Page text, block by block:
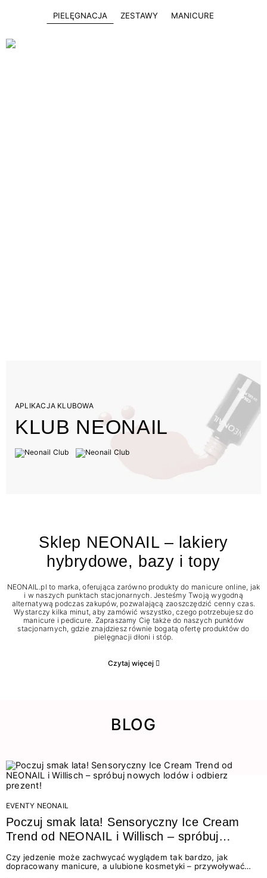
PIELĘGNACJA ZESTAWY MANICURE
APLIKACJA KLUBOWA
KLUB NEONAIL
Sklep NEONAIL – lakiery
hybrydowe, bazy i topy
NEONAIL.pl to marka, oferująca zarówno produkty do manicure online, jak
i w naszych punktach stacjonarnych. Jesteśmy Twoją wygodną
alternatywą podczas zakupów, pozwalającą zaoszczędzić cenny czas.
Wystarczy kilka minut, aby zamówić wszystko, czego potrzebujesz do
manicure i pedicure. Zapraszamy Cię także do naszych punktów
stacjonarnych, gdzie znajdziesz równie bogatą ofertę produktów do
pielęgnacji dłoni i stóp.
Czytaj więcej
BLOG
EVENTY NEONAIL
Poczuj smak lata! Sensoryczny Ice Cream
Trend od NEONAIL i Willisch – spróbuj
nowych lodów i odbierz prezent!
Czy jedzenie może zachwycać wyglądem tak bardzo, jak
dopracowany manicure, a ulubione kosmetyki – przywoływać